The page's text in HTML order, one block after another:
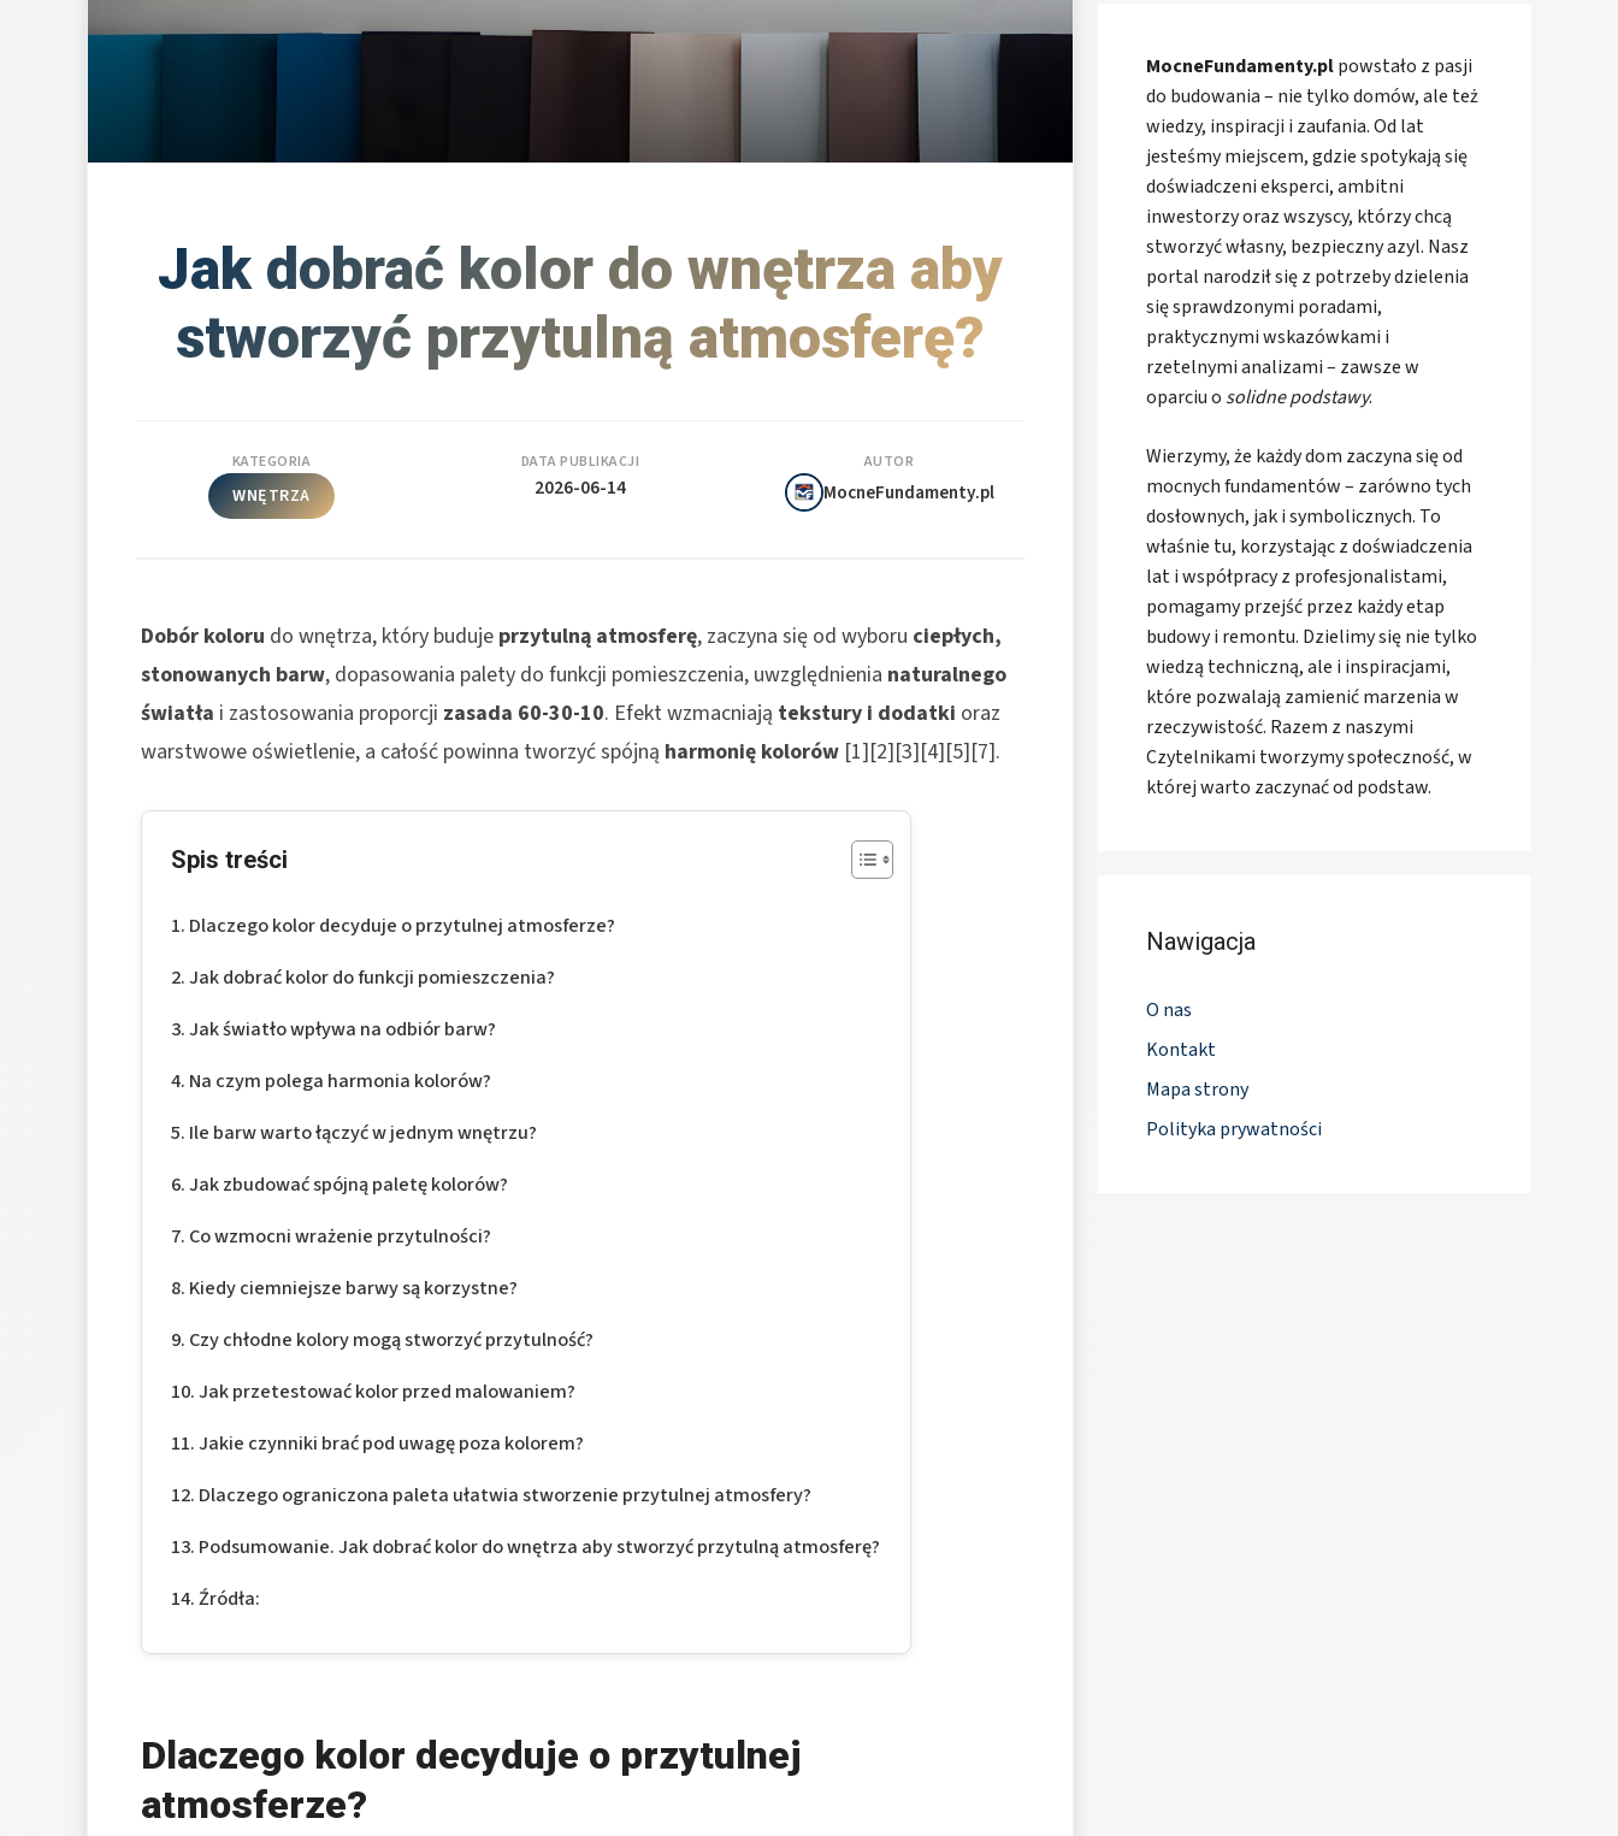
Jak dobrać kolor do wnętrza aby
stworzyć przytulną atmosferę?
KATEGORIA
WNĘTRZA
DATA PUBLIKACJI
2026-06-14
AUTOR
MocneFundamenty.pl
Dobór koloru do wnętrza, który buduje przytulną atmosferę, zaczyna się od wyboru ciepłych,
stonowanych barw, dopasowania palety do funkcji pomieszczenia, uwzględnienia naturalnego
światła i zastosowania proporcji zasada 60-30-10. Efekt wzmacniają tekstury i dodatki oraz
warstwowe oświetlenie, a całość powinna tworzyć spójną harmonię kolorów [1][2][3][4][5][7].
Spis treści
Dlaczego kolor decyduje o przytulnej atmosferze?
Jak dobrać kolor do funkcji pomieszczenia?
Jak światło wpływa na odbiór barw?
Na czym polega harmonia kolorów?
Ile barw warto łączyć w jednym wnętrzu?
Jak zbudować spójną paletę kolorów?
Co wzmocni wrażenie przytulności?
Kiedy ciemniejsze barwy są korzystne?
Czy chłodne kolory mogą stworzyć przytulność?
Jak przetestować kolor przed malowaniem?
Jakie czynniki brać pod uwagę poza kolorem?
Dlaczego ograniczona paleta ułatwia stworzenie przytulnej atmosfery?
Podsumowanie. Jak dobrać kolor do wnętrza aby stworzyć przytulną atmosferę?
Źródła:
Dlaczego kolor decyduje o przytulnej
atmosferze?
MocneFundamenty.plpowstało z pasji
do budowania – nie tylko domów, ale też
wiedzy, inspiracji i zaufania. Od lat
jesteśmy miejscem, gdzie spotykają się
doświadczeni eksperci, ambitni
inwestorzy oraz wszyscy, którzy chcą
stworzyć własny, bezpieczny azyl. Nasz
portal narodził się z potrzeby dzielenia
się sprawdzonymi poradami,
praktycznymi wskazówkami i
rzetelnymi analizami – zawsze w
oparciu o solidne podstawy.
Wierzymy, że każdy dom zaczyna się od
mocnych fundamentów – zarówno tych
dosłownych, jak i symbolicznych. To
właśnie tu, korzystając z doświadczenia
lat i współpracy z profesjonalistami,
pomagamy przejść przez każdy etap
budowy i remontu. Dzielimy się nie tylko
wiedzą techniczną, ale i inspiracjami,
które pozwalają zamienić marzenia w
rzeczywistość. Razem z naszymi
Czytelnikami tworzymy społeczność, w
której warto zaczynać od podstaw.
Nawigacja
O nas
Kontakt
Mapa strony
Polityka prywatności